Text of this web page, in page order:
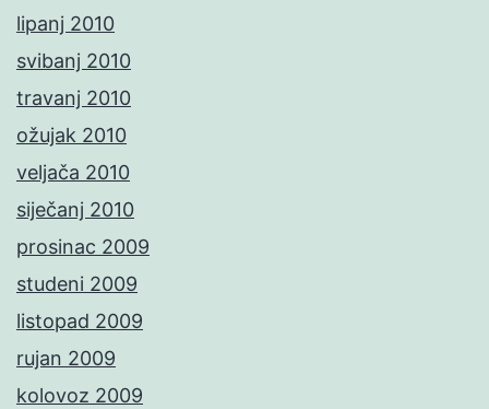
lipanj 2010
svibanj 2010
travanj 2010
ožujak 2010
veljača 2010
siječanj 2010
prosinac 2009
studeni 2009
listopad 2009
rujan 2009
kolovoz 2009